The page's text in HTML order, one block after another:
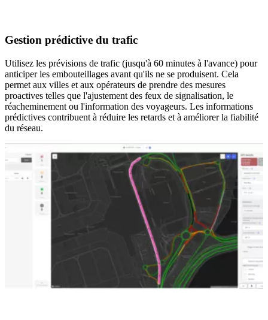
Gestion prédictive du trafic
Utilisez les prévisions de trafic (jusqu'à 60 minutes à l'avance) pour
anticiper les embouteillages avant qu'ils ne se produisent. Cela
permet aux villes et aux opérateurs de prendre des mesures
proactives telles que l'ajustement des feux de signalisation, le
réacheminement ou l'information des voyageurs. Les informations
prédictives contribuent à réduire les retards et à améliorer la fiabilité
du réseau.